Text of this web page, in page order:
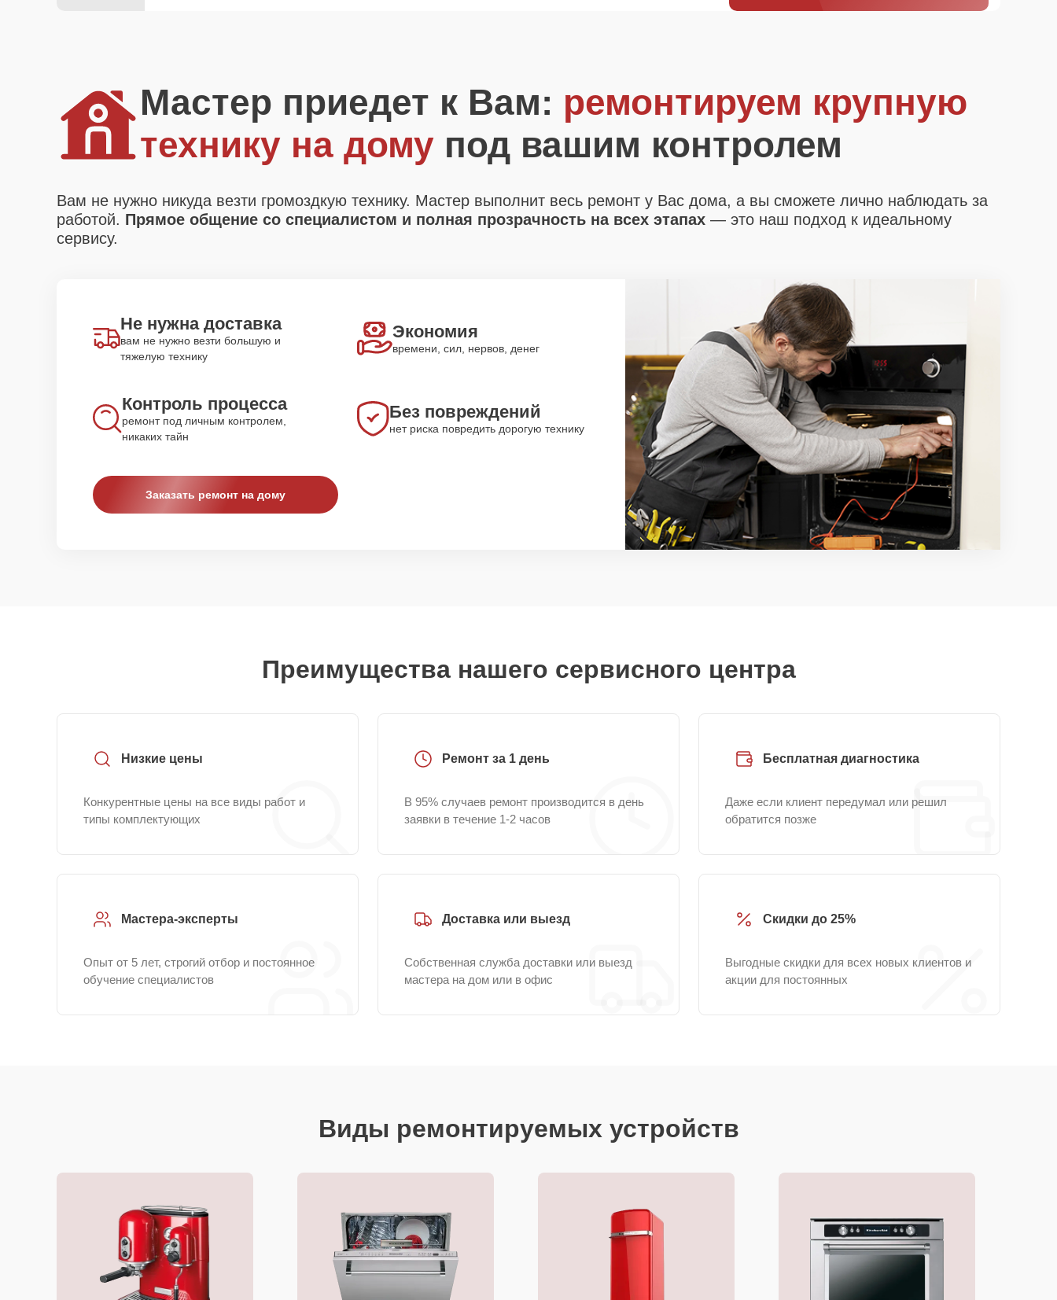
Мастер приедет к Вам: ремонтируем крупную
технику на дому под вашим контролем
Вам не нужно никуда везти громоздкую технику. Мастер выполнит весь ремонт у Вас дома, а вы сможете лично наблюдать за
работой. Прямое общение со специалистом и полная прозрачность на всех этапах — это наш подход к идеальному
сервису.
Не нужна доставка
вам не нужно везти большую и
тяжелую технику
Экономия
времени, сил, нервов, денег
Контроль процесса
ремонт под личным контролем,
никаких тайн
Без повреждений
нет риска повредить дорогую технику
Заказать ремонт на дому
Преимущества нашего сервисного центра
Низкие цены
Конкурентные цены на все виды работ и
типы комплектующих
Ремонт за 1 день
В 95% случаев ремонт производится в день
заявки в течение 1-2 часов
Бесплатная диагностика
Даже если клиент передумал или решил
обратится позже
Мастера-эксперты
Опыт от 5 лет, строгий отбор и постоянное
обучение специалистов
Доставка или выезд
Собственная служба доставки или выезд
мастера на дом или в офис
Скидки до 25%
Выгодные скидки для всех новых клиентов и
акции для постоянных
Виды ремонтируемых устройств